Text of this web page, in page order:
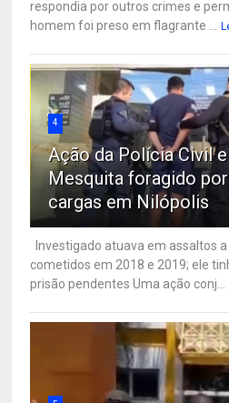
respondia por outros crimes e
homem foi preso em flagrante ...
4
Ação da Polícia Civil
Mesquita foragido
cargas em Nilópolis
Investigado atuava em assaltos
cometidos em 2018 e 2019; ele
prisão pendentes Uma ação conj...